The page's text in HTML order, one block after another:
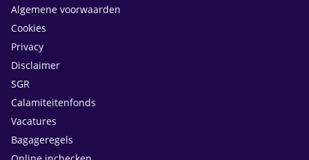
Algemene voorwaarden
Cookies
Privacy
Disclaimer
SGR
Calamiteitenfonds
Vacatures
Bagageregels